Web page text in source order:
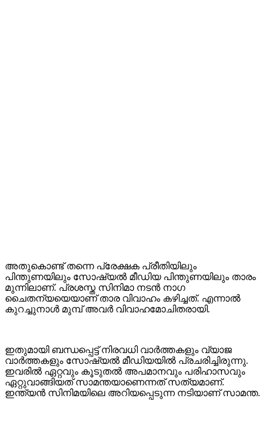
അതുകൊണ്ട് തന്നെ പ്രേക്ഷക പ്രീതിയിലും
പിന്തുണയിലും സോഷ്യൽ മീഡിയ പിന്തുണയിലും താരം
മുന്നിലാണ്. പ്രശസ്ത സിനിമാ നടൻ നാഗ
ചൈതന്യയെയാണ് താര വിവാഹം കഴിച്ചത്. എന്നാൽ
കുറച്ചുനാൾ മുമ്പ് അവർ വിവാഹമോചിതരായി.
ഇതുമായി ബന്ധപ്പെട്ട് നിരവധി വാർത്തകളും വ്യാജ
വാർത്തകളും സോഷ്യൽ മീഡിയയിൽ പ്രചരിച്ചിരുന്നു.
ഇവരിൽ ഏറ്റവും കൂടുതൽ അപമാനവും പരിഹാസവും
ഏറ്റുവാങ്ങിയത് സാമന്തയാണെന്നത് സത്യമാണ്.
ഇന്ത്യൻ സിനിമയിലെ അറിയപ്പെടുന്ന നടിയാണ് സാമന്ത.